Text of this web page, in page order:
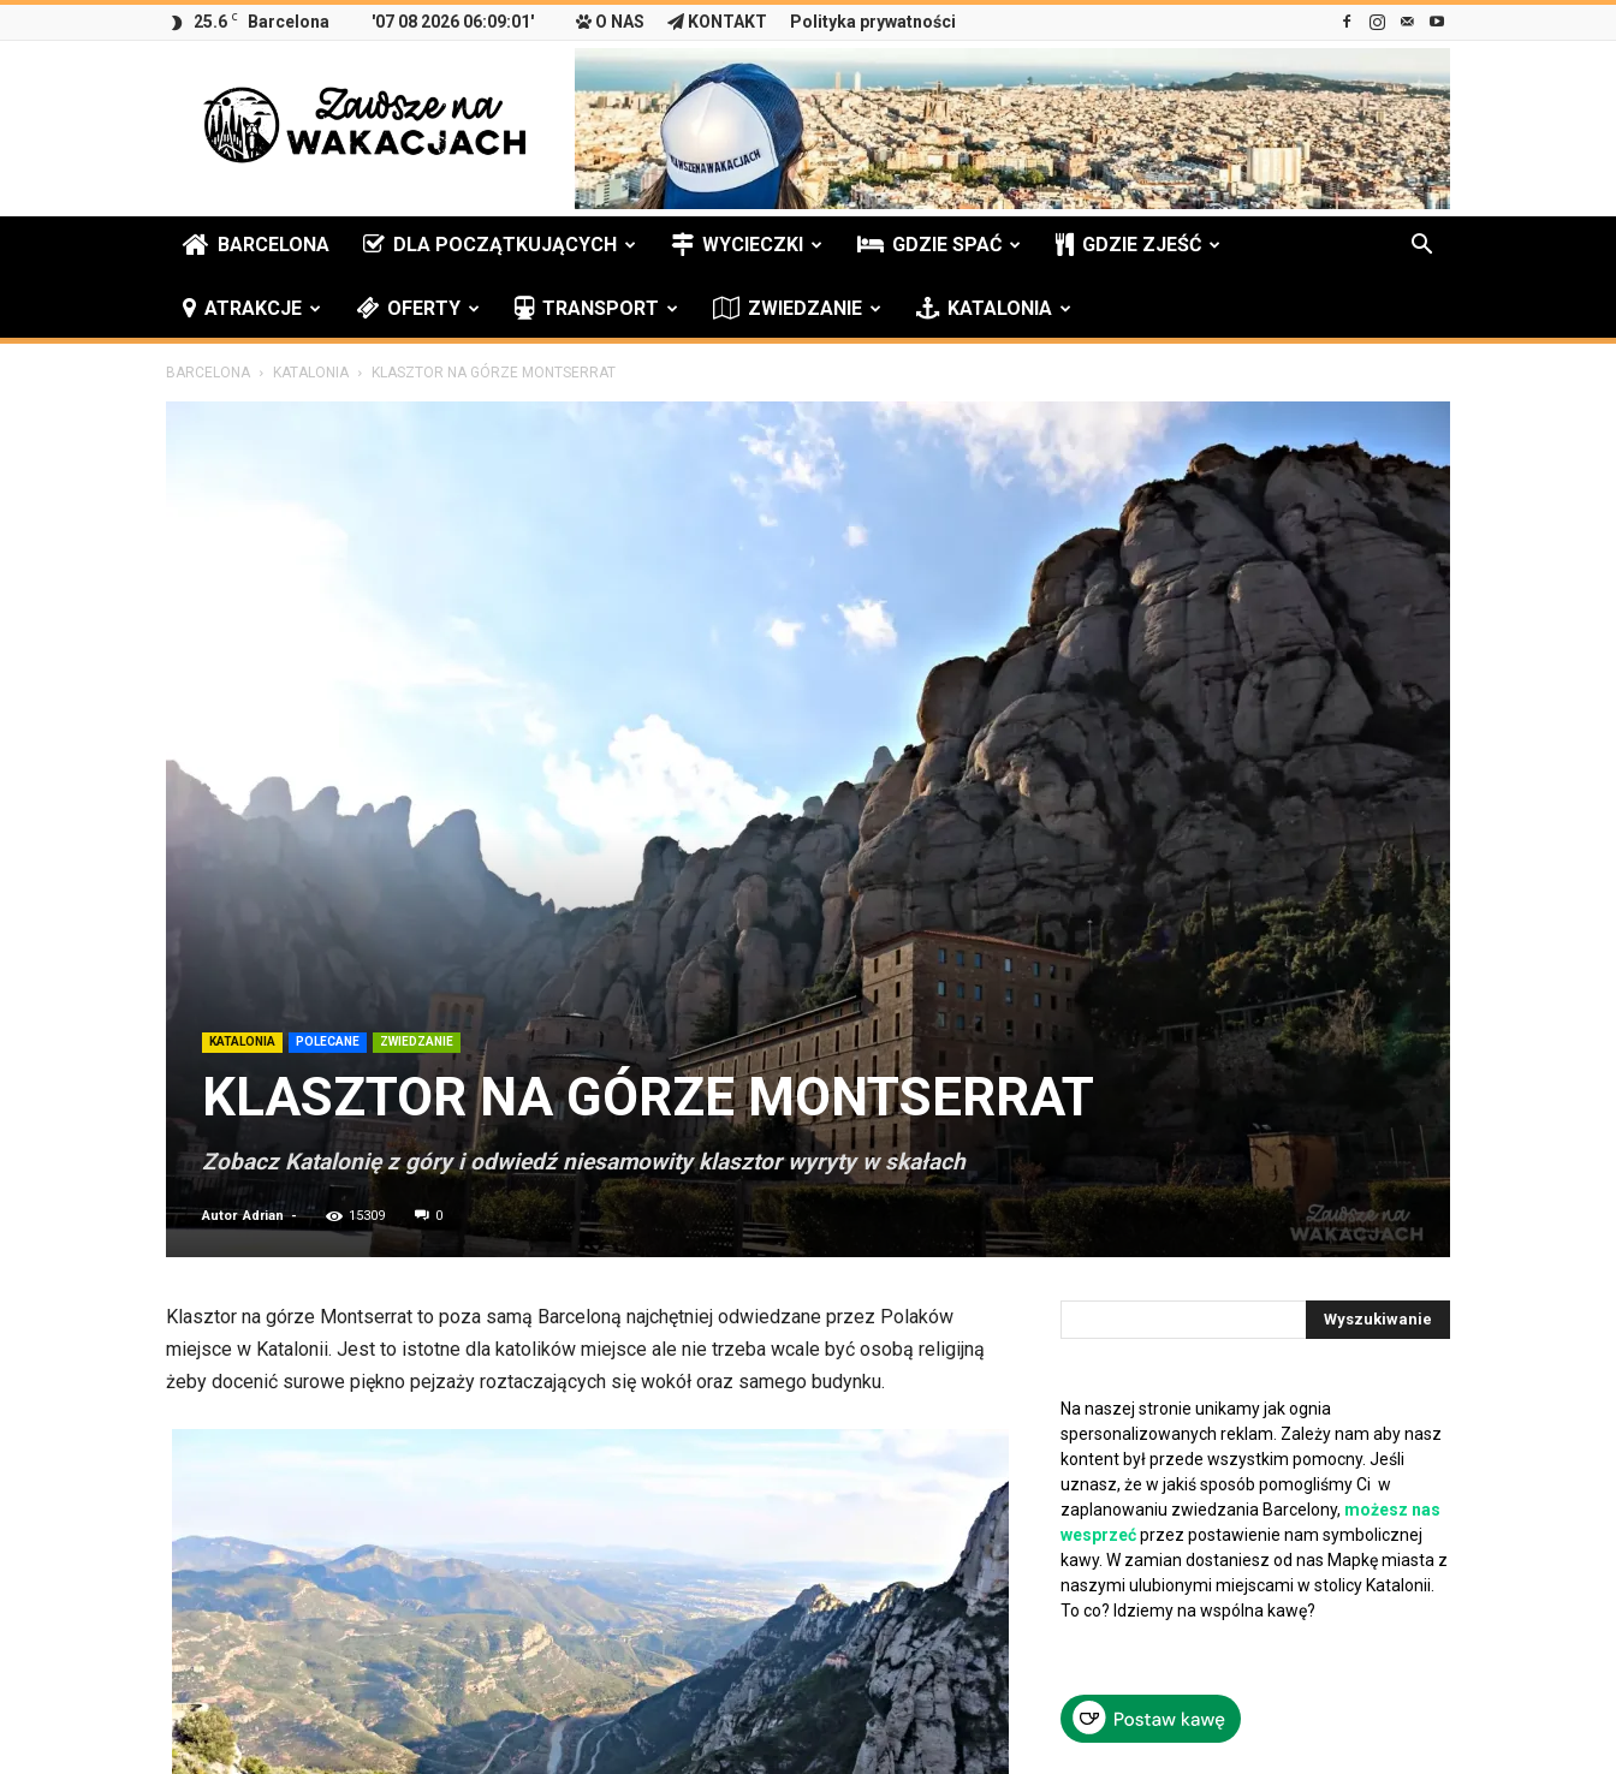
25.6 C Barcelona '07 08 2026 06:09:01' O NAS KONTAKT Polityka prywatności
Zawsze
na
wakacjach
BARCELONA DLA POCZĄTKUJĄCYCH WYCIECZKI GDZIE SPAĆ GDZIE ZJEŚĆ
ATRAKCJE OFERTY TRANSPORT ZWIEDZANIE KATALONIA
BARCELONA KATALONIA KLASZTOR NA GÓRZE MONTSERRAT
KATALONIA POLECANE ZWIEDZANIE
KLASZTOR NA GÓRZE MONTSERRAT
Zobacz Katalonię z góry i odwiedź niesamowity klasztor wyryty w skałach
Autor Adrian - 15309 0
Klasztor na górze Montserrat to poza samą Barceloną najchętniej odwiedzane przez Polaków
miejsce w Katalonii. Jest to istotne dla katolików miejsce ale nie trzeba wcale być osobą religijną
żeby docenić surowe piękno pejzaży roztaczających się wokół oraz samego budynku.
Na naszej stronie unikamy jak ognia
spersonalizowanych reklam. Zależy nam aby nasz
kontent był przede wszystkim pomocny. Jeśli
uznasz, że w jakiś sposób pomogliśmy Ci w
zaplanowaniu zwiedzania Barcelony, możesz nas
wesprzećprzez postawienie nam symbolicznej
kawy. W zamian dostaniesz od nas Mapkę miasta z
naszymi ulubionymi miejscami w stolicy Katalonii.
To co? Idziemy na wspólna kawę?